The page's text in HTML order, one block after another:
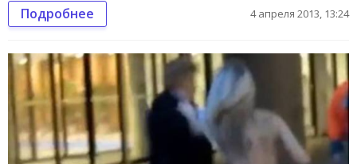
Подробнее 4 апреля 2013, 13:24